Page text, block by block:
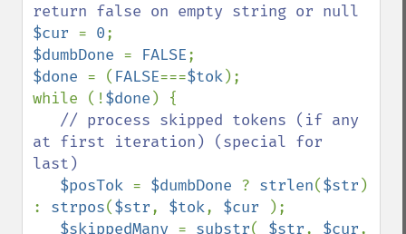
$cur = 0
$dumbDone = FALSE
$done = ( FALSE===$tok);
while (!$done ) {
// process skipped tokens (if any
at first iteration) (special for
last)
$posTok = $dumbDone ? strlen($str )
: strpos($str, $tok, $cur
);
$skippedMany = substr( $str, $cur